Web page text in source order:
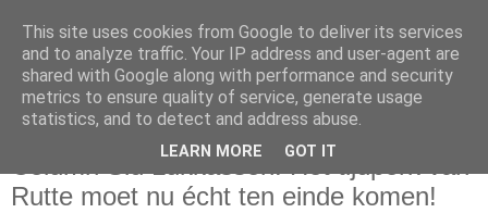
maandag 11 oktober 2021
Column Sid Lukkassen: Het tijdperk van
Rutte moet nu écht ten einde komen!
This site uses cookies from Google to deliver its services
and to analyze traffic. Your IP address and user-agent are
shared with Google along with performance and security
metrics to ensure quality of service, generate usage
statistics, and to detect and address abuse.
LEARN MORE GOT IT